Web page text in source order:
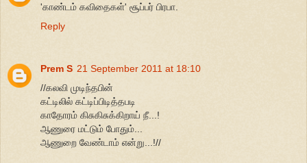
'காண்டம் கவிதைகள்' சூப்பர் பிரபா.
Reply
Prem S 21 September 2011 at 18:10
//கலவி முடிந்தபின்
கட்டிலில் கட்டிப்பிடித்தபடி
காதோரம் கிசுகிசுக்கிறாய் நீ...!
ஆணுரை மட்டும் போதும்...
ஆணுறை வேண்டாம் என்று...!//